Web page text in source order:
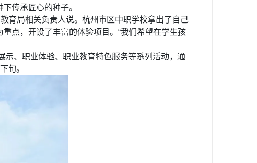
传承匠心的种子。
育局相关负责人说。杭州市区中职学校拿出了自己
点，开设了丰富的体验项目。“我们希望在学生孩
、职业体验、职业教育特色服务等系列活动，通
旬。